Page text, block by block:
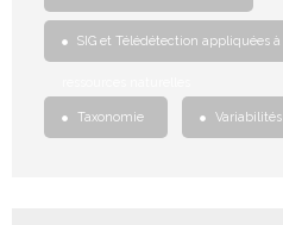
SIG et Télédétection appliquées
Taxonomie